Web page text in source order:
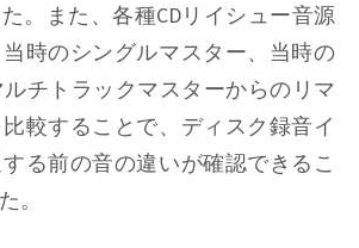
。また、各種CDリイシュー音源
時のシングルマスター、当時の
チトラックマスターからのリマ
較することで、ディスク録音イ
る前の音の違いが確認できるこ
。